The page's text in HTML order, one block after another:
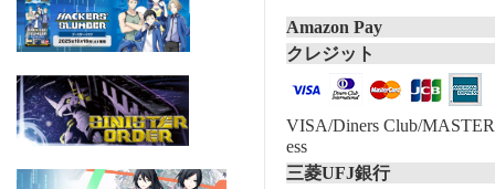
Amazon Pay
クレジット
VISA/Diners Club/
ess
三菱UFJ銀行